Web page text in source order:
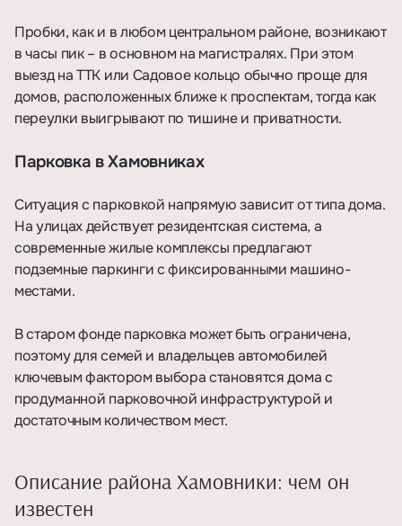
Пробки, как и в любом центральном районе, возникают
в часы пик – в основном на магистралях. При этом
выезд на ТТК или Садовое кольцо обычно проще для
домов, расположенных ближе к проспектам, тогда как
переулки выигрывают по тишине и приватности.
Парковка в Хамовниках
Ситуация с парковкой напрямую зависит от типа дома.
На улицах действует резидентская система, а
современные жилые комплексы предлагают
подземные паркинги с фиксированными машино-
местами.
В старом фонде парковка может быть ограничена,
поэтому для семей и владельцев автомобилей
ключевым фактором выбора становятся дома с
продуманной парковочной инфраструктурой и
достаточным количеством мест.
Описание района Хамовники: чем он
известен